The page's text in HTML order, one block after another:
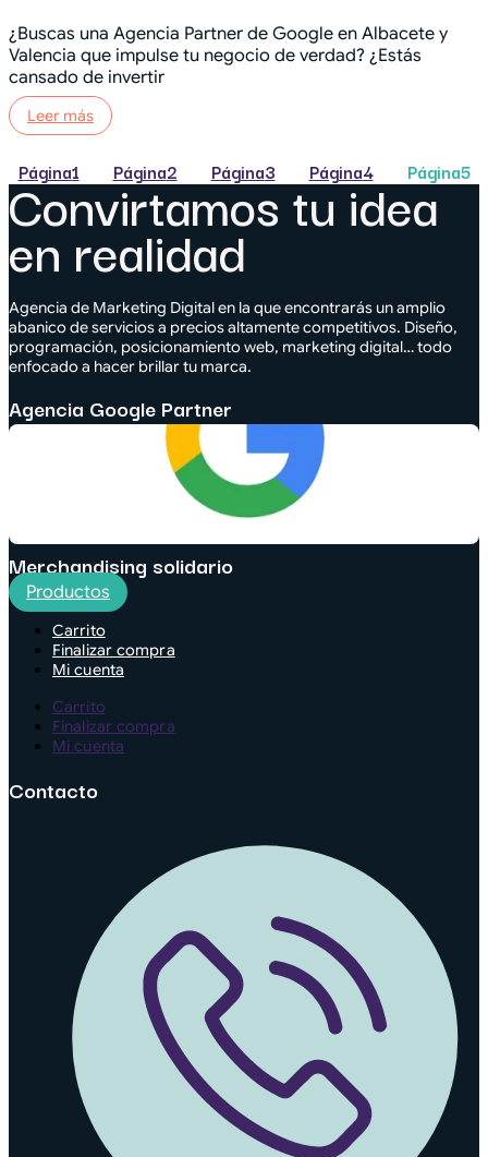
¿Buscas una Agencia Partner de Google en Albacete y
Valencia que impulse tu negocio de verdad? ¿Estás
cansado de invertir
Leer más
Página1 Página2 Página3 Página4 Página5
Convirtamos tu idea
en realidad
Agencia de Marketing Digital en la que encontrarás un amplio
abanico de servicios a precios altamente competitivos. Diseño,
programación, posicionamiento web, marketing digital… todo
enfocado a hacer brillar tu marca.
Agencia Google Partner
Merchandising solidario
Productos
Carrito
Finalizar compra
Mi cuenta
Carrito
Finalizar compra
Mi cuenta
Contacto